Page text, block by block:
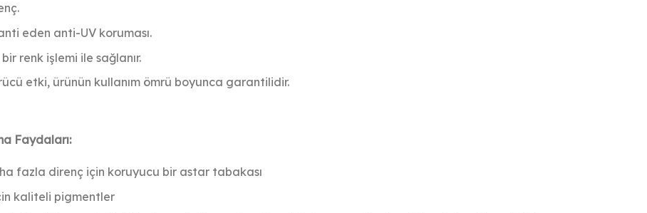
eden anti-UV koruması.
renk işlemi ile sağlanır.
etki, ürünün kullanım ömrü boyunca garantilidir.
Faydaları:
fazla direnç için koruyucu bir astar tabakası
için kaliteli pigmentler